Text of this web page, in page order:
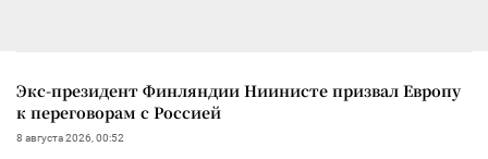
Экс-президент Финляндии Ниинисте призвал Европу
к переговорам с Россией
8 августа 2026, 00:52